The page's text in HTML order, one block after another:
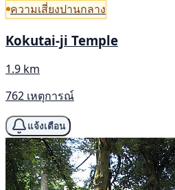
ความเสี่ยงปานกลาง
Kokutai-ji Temple
1.9 km
762 เหตุการณ์
แจ้งเตือน